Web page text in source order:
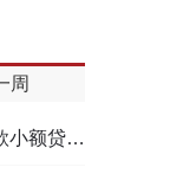
周
全面对比